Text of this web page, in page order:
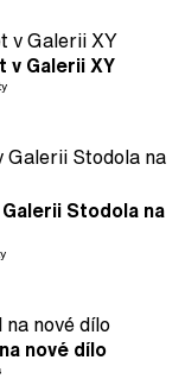
Galerii XY
Stodola na
nové dílo